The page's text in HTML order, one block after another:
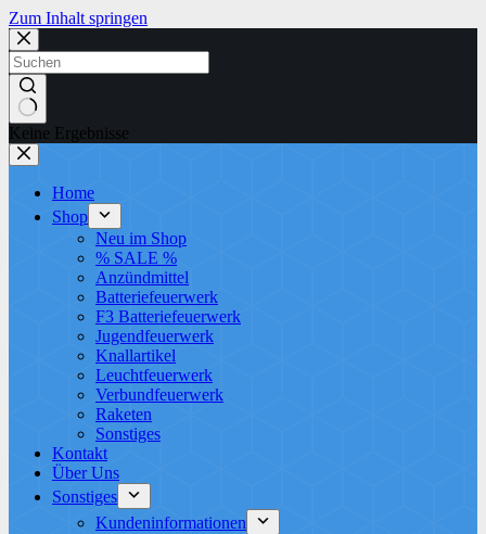
Zum Inhalt springen
Keine Ergebnisse
Home
Shop
Neu im Shop
% SALE %
Anzündmittel
Batteriefeuerwerk
F3 Batteriefeuerwerk
Jugendfeuerwerk​
Knallartikel
Leuchtfeuerwerk​
Verbundfeuerwerk
Raketen
Sonstiges
Kontakt
Über Uns
Sonstiges
Kundeninformationen